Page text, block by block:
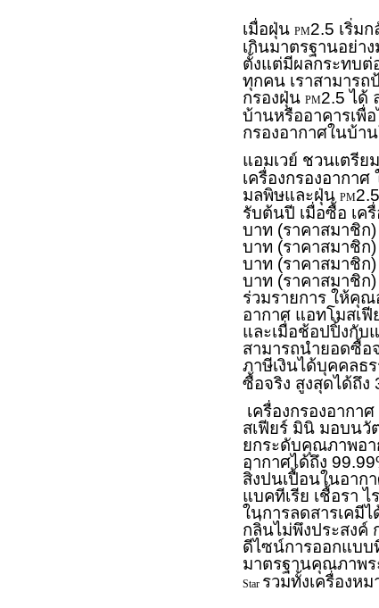
เมื่อฝุ่น PM2.5 เริ่ม
เกินมาตรฐานอย่า
ตั้งแต่มีผลกระทบ
ทุกคน เราสามารถ
กรองฝุ่น PM2.5 ได้
บ้านหรืออาคารเพื่
กรองอากาศในบ้า
แอมเวย์ ชวนเตรี
เครื่องกรองอากา
มลพิษและฝุ่น PM
รับต้นปี เมื่อซื้อ เค
บาท (ราคาสมาชิก
บาท (ราคาสมาชิก)
บาท (ราคาสมาชิก
บาท (ราคาสมาชิก
ร่วมรายการ ให้คุ
อากาศ แอทโมสเ
และเมื่อช้อปปิ้งกับ
สามารถนำยอดซื้อ
ภาษีเงินได้บุคคลธ
ซื้อจริง สูงสุดได้ถึ
เครื่องกรองอากา
สเฟียร์ มินิ มอบนวั
ยกระดับคุณภาพอา
อากาศได้ถึง
สิ่งปนเปื้อนในอาก
แบคทีเรีย เชื้อรา
ในการลดสารเคมี
กลิ่นไม่พึงประสงค์
ดีไซน์การออกแบบ
มาตรฐานคุณภาพ
Star รวมทั้งเครื่องห